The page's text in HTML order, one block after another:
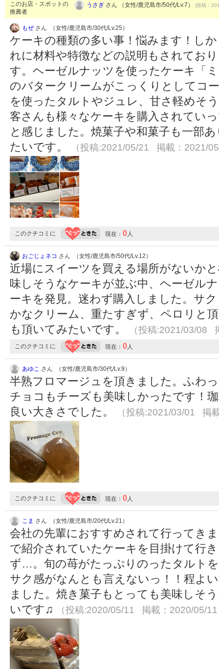
このお店・スポットの
推薦者
うさぎ さん （女性/鹿児島市/50代/Lv.7） (投稿：
もぜさん （女性/鹿児島市/30代/Lv.25）
ケーキの種類の多い事！悩みます！し
れに材料や特徴などの説明もされてお
す。ヘーゼルナッツを使ったケーキ「
のバタークリームがこっくりとしてコ
を使ったタルトやジュレ、甘さ軽めそ
客さんも様々なケーキを購入されてい
と感じました。焼菓子や和菓子も一部
たいです。
（投稿:2021/05/21 掲載：2021/
このクチコミに 現在： 0人
おごじょネコ さん （女性/鹿児島市/50代/Lv.12）
近場にスイーツを買える場所がないか
味しそうなケーキが並ぶ中、ヘーゼル
ーキを発見。迷わず購入しました。サ
かなクリーム、重たすぎず、ペロリと
も頂いてみたいです。
（投稿:2021/03/08
このクチコミに 現在： 0人
あゆこ さん （女性/鹿児島市/30代/Lv.9）
半熟フロマージュを頂きました。ふわ
チョコもチーズも美味しかったです！
良い大きさでした。
（投稿:2021/03/01 掲
このクチコミに 現在： 0人
こま さん （女性/鹿児島市/20代/Lv.21）
会社の先輩におすすめされて行ってき
で紹介されていたケーキを目掛けて行
ず…。旬の苺がたっぷりのったタルト
サク感がなんとも言えないっ！！程よ
ました。焼き菓子もとっても美味しそ
いです♫
（投稿:2020/05/11 掲載：2020/05/